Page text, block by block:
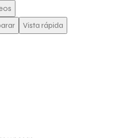
Vista rápida